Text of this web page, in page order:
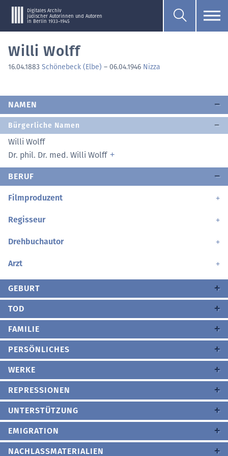
Digitales Archiv
jüdischer Autorinnen und Autoren
in Berlin 1933–1945
Willi Wolff
16.04.1883 Schönebeck (Elbe) – 06.04.1946 Nizza
NAMEN
Bürgerliche Namen
Willi Wolff
Dr. phil. Dr. med. Willi Wolff
BERUF
Filmproduzent
Regisseur
Drehbuchautor
Arzt
GEBURT
TOD
FAMILIE
PERSÖNLICHES
WERKE
REPRESSIONEN
UNTERSTÜTZUNG
EMIGRATION
NACHLASSMATERIALIEN